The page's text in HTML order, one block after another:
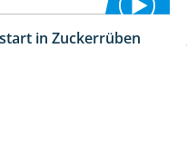
2:17
in Zuckerrüben